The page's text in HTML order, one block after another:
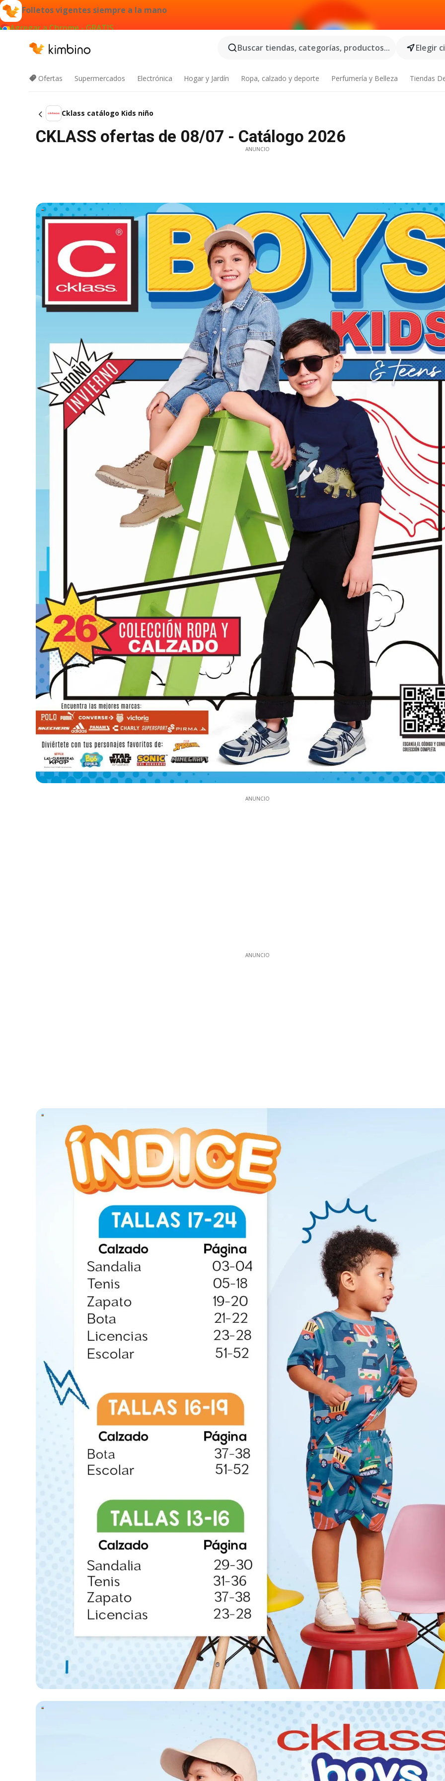
Folletos vigentes siempre a la mano
Agregar a Chrome - GRATIS
Buscar tiendas, categorías, productos...
Elegir
Ofertas Supermercados Electrónica Hogar y Jardín Ropa, calzado y deporte Perfumería y Belleza Tiendas
Cklass catálogo Kids niño
CKLASS ofertas de 08/07 - Catálogo 2026
ANUNCIO
ANUNCIO
ANUNCIO